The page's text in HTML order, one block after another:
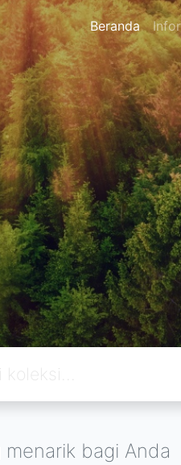
Beranda
bagi Anda